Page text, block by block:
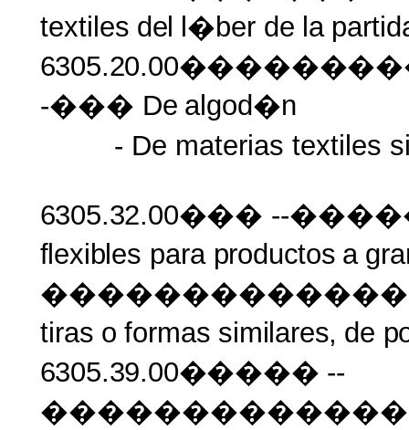
textiles del l�ber de la
-��� De algod�n
- De materias textiles
6305.32.00��� --
flexibles para productos a
tiras o formas similares, de
6305.39.00����� --